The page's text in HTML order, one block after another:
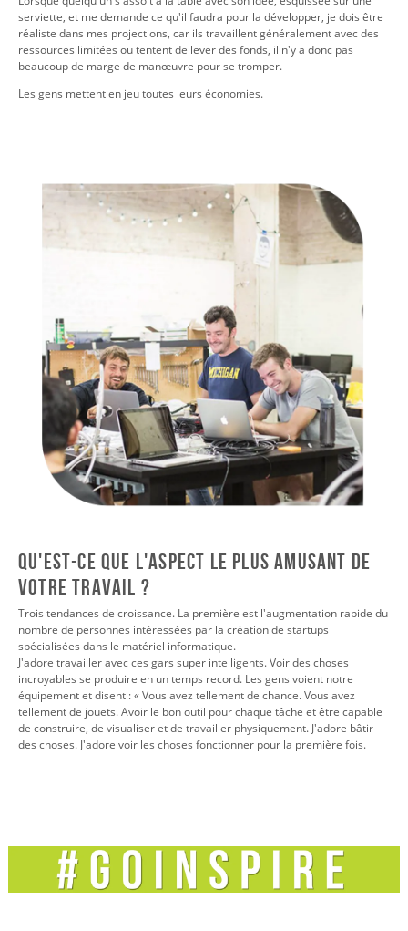
serviette, et me demande ce qu'il faudra pour la développer, je dois être
réaliste dans mes projections, car ils travaillent généralement avec des
ressources limitées ou tentent de lever des fonds, il n'y a donc pas
beaucoup de marge de manœuvre pour se tromper.
Les gens mettent en jeu toutes leurs économies.
QU'EST-CE QUE L'ASPECT LE PLUS AMUSANT DE
VOTRE TRAVAIL ?
Trois tendances de croissance. La première est l'augmentation rapide du
nombre de personnes intéressées par la création de startups
spécialisées dans le matériel informatique.
J'adore travailler avec ces gars super intelligents. Voir des choses
incroyables se produire en un temps record. Les gens voient notre
équipement et disent : « Vous avez tellement de chance. Vous avez
tellement de jouets. Avoir le bon outil pour chaque tâche et être capable
de construire, de visualiser et de travailler physiquement. J'adore bâtir
des choses. J'adore voir les choses fonctionner pour la première fois.